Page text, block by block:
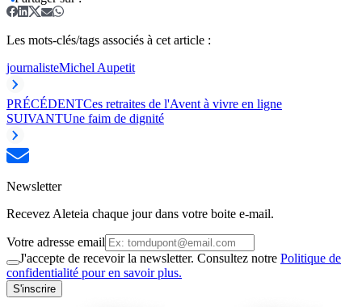
Les mots-clés/tags associés à cet article :
journalisteMichel Aupetit
PRÉCÉDENTCes retraites de l'Avent à vivre en ligne
SUIVANTUne faim de dignité
Newsletter
Recevez Aleteia chaque jour dans votre boite e-mail.
Votre adresse email
J'accepte de recevoir la newsletter. Consultez notre Politique de
confidentialité pour en savoir plus.
S'inscrire